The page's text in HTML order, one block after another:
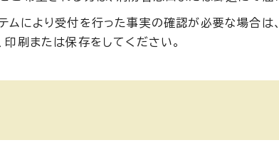
ムにより受付を行った事実の確認が必要な場合
印刷または保存をしてください。